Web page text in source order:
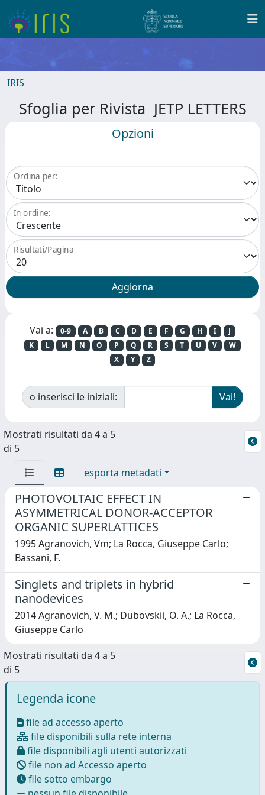
IRIS
Sfoglia per Rivista JETP LETTERS
Opzioni
Ordina per:
In ordine:
Risultati/Pagina
Vai a: 0-9 A B C D E F G H I
J
K
L M N O P Q R S T U V
W
X
Y Z
o inserisci le iniziali:
Mostrati risultati da 4 a 5
di 5
esporta metadati
PHOTOVOLTAIC EFFECT IN
ASYMMETRICAL DONOR-ACCEPTOR
ORGANIC SUPERLATTICES
1995 Agranovich, Vm; La Rocca, Giuseppe Carlo;
Bassani, F.
Singlets and triplets in hybrid
nanodevices
2014 Agranovich, V. M.; Dubovskii, O. A.; La Rocca,
Giuseppe Carlo
Mostrati risultati da 4 a 5
di 5
Legenda icone
file ad accesso aperto
file disponibili sulla rete interna
file disponibili agli utenti autorizzati
file non ad Accesso aperto
file sotto embargo